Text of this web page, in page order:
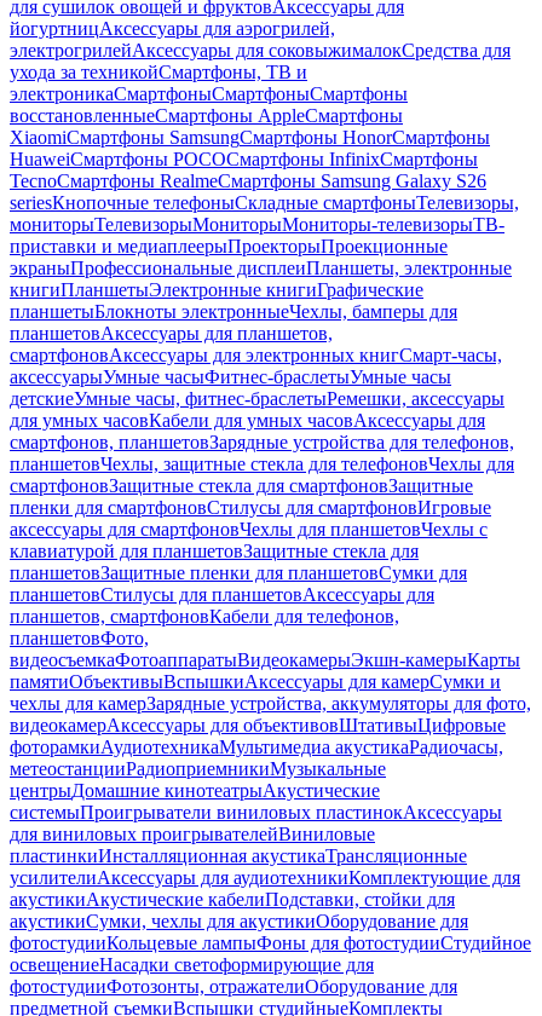
для сушилок овощей и фруктовАксессуары для
йогуртницАксессуары для аэрогрилей,
электрогрилейАксессуары для соковыжималокСредства для
ухода за техникойСмартфоны, ТВ и
электроникаСмартфоныСмартфоныСмартфоны
восстановленныеСмартфоны AppleСмартфоны
XiaomiСмартфоны SamsungСмартфоны HonorСмартфоны
HuaweiСмартфоны POCOСмартфоны InfinixСмартфоны
TecnoСмартфоны RealmeСмартфоны Samsung Galaxy S26
seriesКнопочные телефоныСкладные смартфоныТелевизоры,
мониторыТелевизорыМониторыМониторы-телевизорыТВ-
приставки и медиаплеерыПроекторыПроекционные
экраныПрофессиональные дисплеиПланшеты, электронные
книгиПланшетыЭлектронные книгиГрафические
планшетыБлокноты электронныеЧехлы, бамперы для
планшетовАксессуары для планшетов,
смартфоновАксессуары для электронных книгСмарт-часы,
аксессуарыУмные часыФитнес-браслетыУмные часы
детскиеУмные часы, фитнес-браслетыРемешки, аксессуары
для умных часовКабели для умных часовАксессуары для
смартфонов, планшетовЗарядные устройства для телефонов,
планшетовЧехлы, защитные стекла для телефоновЧехлы для
смартфоновЗащитные стекла для смартфоновЗащитные
пленки для смартфоновСтилусы для смартфоновИгровые
аксессуары для смартфоновЧехлы для планшетовЧехлы с
клавиатурой для планшетовЗащитные стекла для
планшетовЗащитные пленки для планшетовСумки для
планшетовСтилусы для планшетовАксессуары для
планшетов, смартфоновКабели для телефонов,
планшетовФото,
видеосъемкаФотоаппаратыВидеокамерыЭкшн-камерыКарты
памятиОбъективыВспышкиАксессуары для камерСумки и
чехлы для камерЗарядные устройства, аккумуляторы для фото,
видеокамерАксессуары для объективовШтативыЦифровые
фоторамкиАудиотехникаМультимедиа акустикаРадиочасы,
метеостанцииРадиоприемникиМузыкальные
центрыДомашние кинотеатрыАкустические
системыПроигрыватели виниловых пластинокАксессуары
для виниловых проигрывателейВиниловые
пластинкиИнсталляционная акустикаТрансляционные
усилителиАксессуары для аудиотехникиКомплектующие для
акустикиАкустические кабелиПодставки, стойки для
акустикиСумки, чехлы для акустикиОборудование для
фотостудииКольцевые лампыФоны для фотостудииСтудийное
освещениеНасадки светоформирующие для
фотостудииФотозонты, отражателиОборудование для
предметной съемкиВспышки студийныеКомплекты